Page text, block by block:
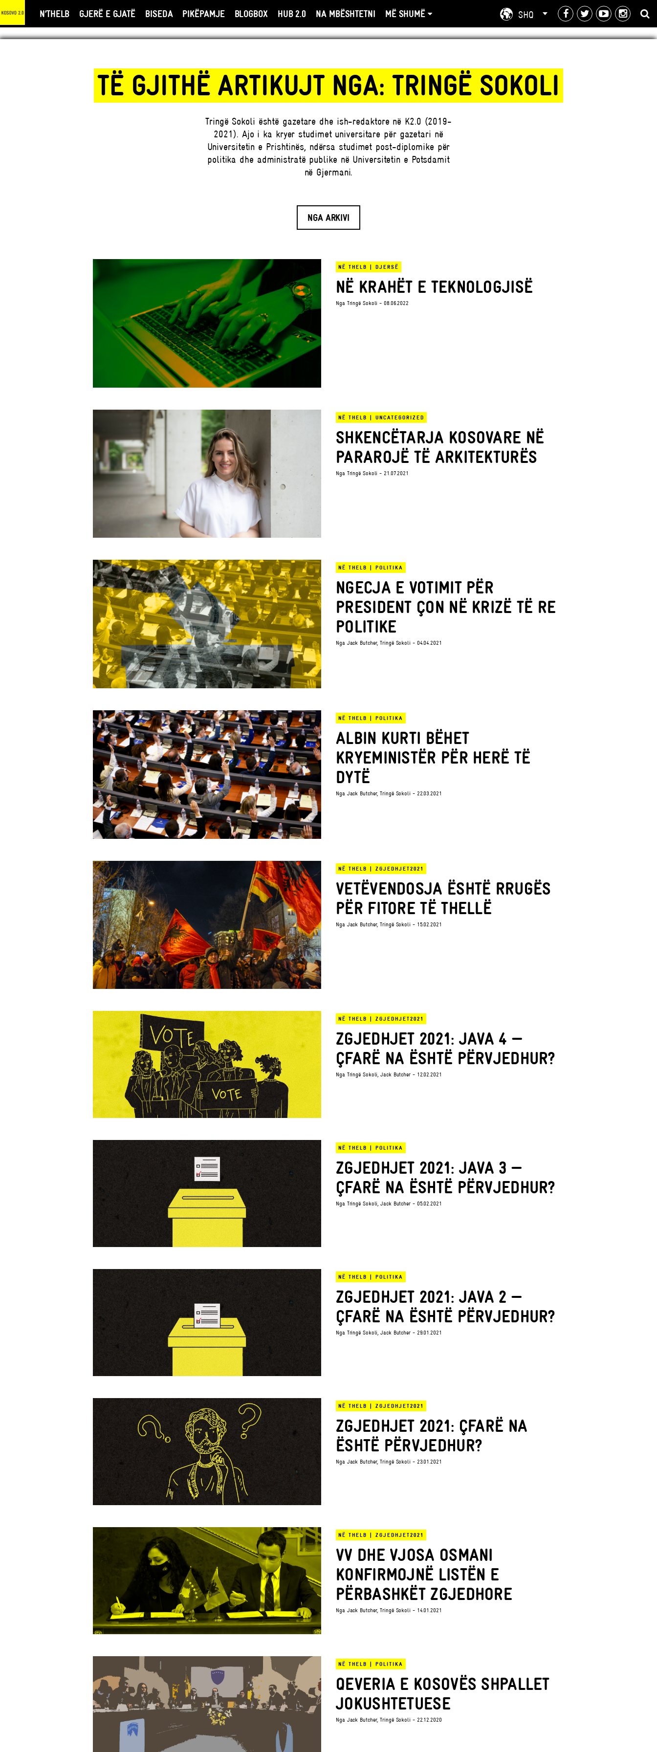
N’THELB GJERË E GJATË BISEDA PIKËPAMJE BLOGBOX HUB 2.0 NA MBËSHTETNI MË SHUMË SHQ
TË GJITHË ARTIKUJT NGA: TRINGË SOKOLI
Tringë Sokoli është gazetare dhe ish-redaktore në K2.0 (2019-
2021). Ajo i ka kryer studimet universitare për gazetari në
Universitetin e Prishtinës, ndërsa studimet post-diplomike për
politika dhe administratë publike në Universitetin e Potsdamit
në Gjermani.
NGA ARKIVI
NË THELB | DJERSË
NË KRAHËT E TEKNOLOGJISË
Nga Tringë Sokoli - 08.06.2022
NË THELB | UNCATEGORIZED
SHKENCËTARJA KOSOVARE NË
PARAROJË TË ARKITEKTURËS
Nga Tringë Sokoli - 21.07.2021
NË THELB | POLITIKA
NGECJA E VOTIMIT PËR
PRESIDENT ÇON NË KRIZË TË RE
POLITIKE
Nga Jack Butcher,Tringë Sokoli - 04.04.2021
NË THELB | POLITIKA
ALBIN KURTI BËHET
KRYEMINISTËR PËR HERË TË
DYTË
Nga Jack Butcher,Tringë Sokoli - 22.03.2021
NË THELB | ZGJEDHJET2021
VETËVENDOSJA ËSHTË RRUGËS
PËR FITORE TË THELLË
Nga Jack Butcher,Tringë Sokoli - 15.02.2021
NË THELB | ZGJEDHJET2021
ZGJEDHJET 2021: JAVA 4 —
ÇFARË NA ËSHTË PËRVJEDHUR?
Nga Tringë Sokoli,Jack Butcher- 12.02.2021
NË THELB | POLITIKA
ZGJEDHJET 2021: JAVA 3 —
ÇFARË NA ËSHTË PËRVJEDHUR?
Nga Tringë Sokoli,Jack Butcher- 05.02.2021
NË THELB | POLITIKA
ZGJEDHJET 2021: JAVA 2 —
ÇFARË NA ËSHTË PËRVJEDHUR?
Nga Tringë Sokoli,Jack Butcher- 29.01.2021
NË THELB | ZGJEDHJET2021
ZGJEDHJET 2021: ÇFARË NA
ËSHTË PËRVJEDHUR?
Nga Jack Butcher,Tringë Sokoli - 23.01.2021
NË THELB | ZGJEDHJET2021
VV DHE VJOSA OSMANI
KONFIRMOJNË LISTËN E
PËRBASHKËT ZGJEDHORE
Nga Jack Butcher,Tringë Sokoli - 14.01.2021
NË THELB | POLITIKA
QEVERIA E KOSOVËS SHPALLET
JOKUSHTETUESE
Nga Jack Butcher,Tringë Sokoli - 22.12.2020